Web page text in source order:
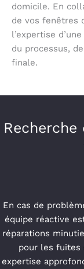
domicile. En
de vos fenêtres
l’expertise
du processus,
finale.
En cas de
équipe réactive
réparations
pour les fuites
expertise